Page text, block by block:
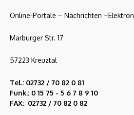
Online-Portale – Nachrichten
Marburger Str. 17
57223 Kreuztal
Tel.: 02732 / 70 82 0 81
Funk.: 0 15 75 - 5 6 7 8 9 10
FAX: 02732 / 70 82 0 82